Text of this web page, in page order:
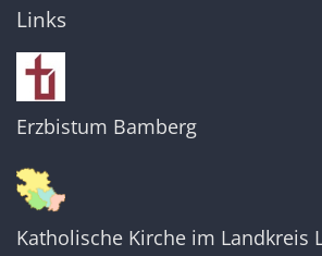
Links
Erzbistum Bamberg
Katholische Kirche im Landkreis